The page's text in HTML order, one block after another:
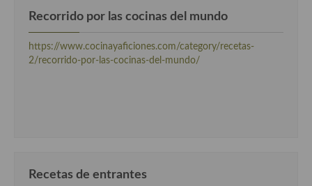
Recorrido por las cocinas del mundo
https://www.cocinayaficiones.com/category/recetas-
2/recorrido-por-las-cocinas-del-mundo/
Recetas de entrantes